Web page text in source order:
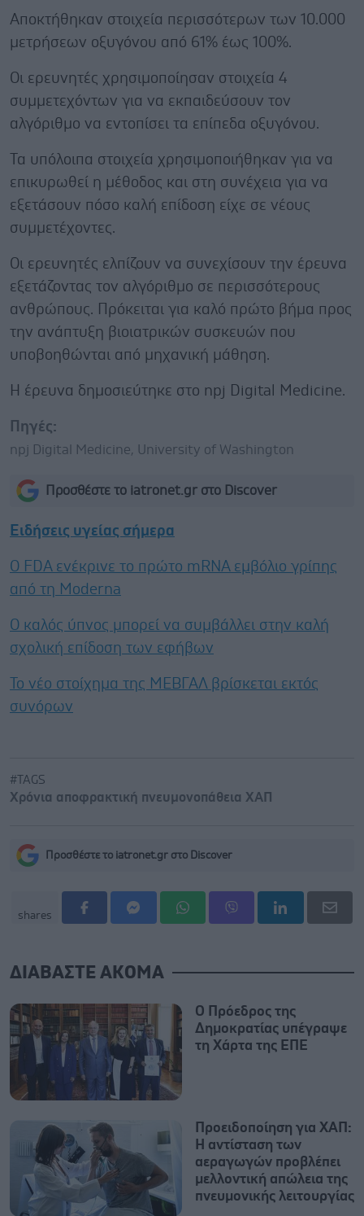
Αποκτήθηκαν στοιχεία περισσότερων των 10.000
μετρήσεων οξυγόνου από 61% έως 100%.
Οι ερευνητές χρησιμοποίησαν στοιχεία 4
συμμετεχόντων για να εκπαιδεύσουν τον
αλγόριθμο να εντοπίσει τα επίπεδα οξυγόνου.
Τα υπόλοιπα στοιχεία χρησιμοποιήθηκαν για να
επικυρωθεί η μέθοδος και στη συνέχεια για να
εξετάσουν πόσο καλή επίδοση είχε σε νέους
συμμετέχοντες.
Oι ερευνητές ελπίζουν να συνεχίσουν την έρευνα
εξετάζοντας τον αλγόριθμο σε περισσότερους
ανθρώπους. Πρόκειται για καλό πρώτο βήμα προς
την ανάπτυξη βιοιατρικών συσκευών που
υποβοηθώνται από μηχανική μάθηση.
Η έρευνα δημοσιεύτηκε στο npj Digital Medicine.
Πηγές:
npj Digital Medicine, University of Washington
Προσθέστε το iatronet.gr στο Discover
Ειδήσεις υγείας σήμερα
Ο FDA ενέκρινε το πρώτο mRNA εμβόλιο γρίπης
από τη Moderna
Ο καλός ύπνος μπορεί να συμβάλλει στην καλή
σχολική επίδοση των εφήβων
Το νέο στοίχημα της ΜΕΒΓΑΛ βρίσκεται εκτός
συνόρων
#TAGS
Χρόνια αποφρακτική πνευμονοπάθεια ΧΑΠ
Προσθέστε το iatronet.gr στο Discover
shares
ΔΙΑΒΑΣΤΕ ΑΚΟΜΑ
Ο Πρόεδρος της
Δημοκρατίας υπέγραψε
τη Χάρτα της ΕΠΕ
Προειδοποίηση για ΧΑΠ:
Η αντίσταση των
αεραγωγών προβλέπει
μελλοντική απώλεια της
πνευμονικής λειτουργίας